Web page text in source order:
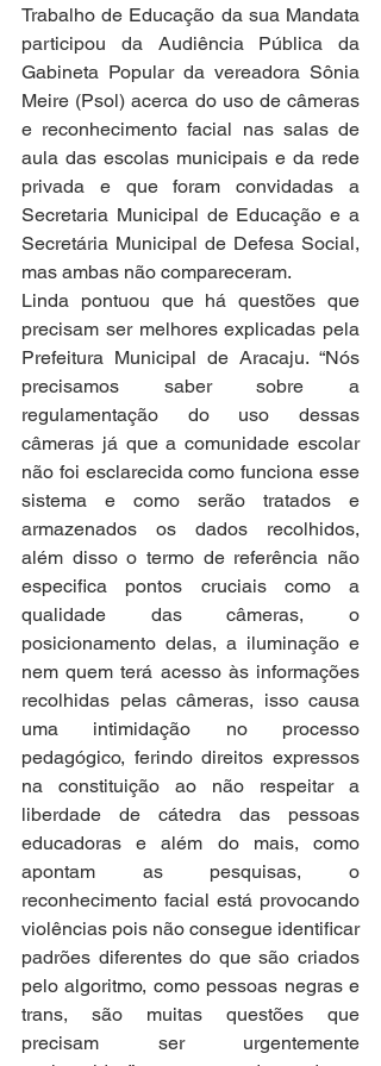
Trabalho de Educação da sua Mandata
participou da Audiência Pública da
Gabineta Popular da vereadora Sônia
Meire (Psol) acerca do uso de câmeras
e reconhecimento facial nas salas de
aula das escolas municipais e da rede
privada e que foram convidadas a
Secretaria Municipal de Educação e a
Secretária Municipal de Defesa Social,
mas ambas não compareceram.
Linda pontuou que há questões que
precisam ser melhores explicadas pela
Prefeitura Municipal de Aracaju. “Nós
precisamos saber sobre a
regulamentação do uso dessas
câmeras já que a comunidade escolar
não foi esclarecida como funciona esse
sistema e como serão tratados e
armazenados os dados recolhidos,
além disso o termo de referência não
especifica pontos cruciais como a
qualidade das câmeras, o
posicionamento delas, a iluminação e
nem quem terá acesso às informações
recolhidas pelas câmeras, isso causa
uma intimidação no processo
pedagógico, ferindo direitos expressos
na constituição ao não respeitar a
liberdade de cátedra das pessoas
educadoras e além do mais, como
apontam as pesquisas, o
reconhecimento facial está provocando
violências pois não consegue identificar
padrões diferentes do que são criados
pelo algoritmo, como pessoas negras e
trans, são muitas questões que
precisam ser urgentemente